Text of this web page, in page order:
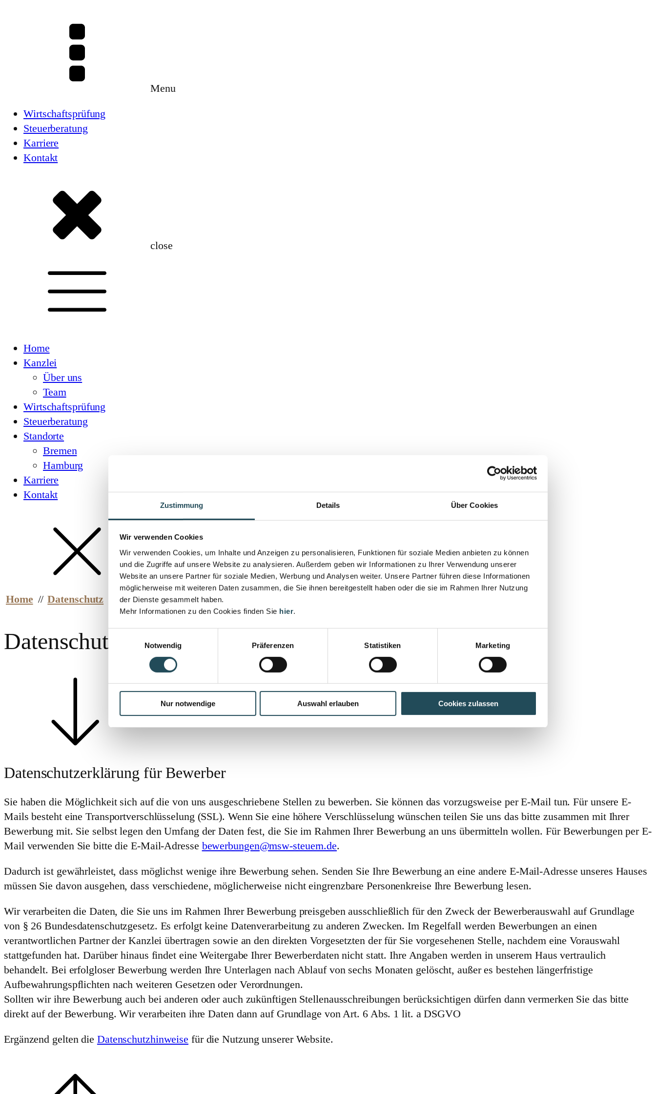
Zustimmung Details Über Cookies
Wir verwenden Cookies
Wir verwenden Cookies, um Inhalte und Anzeigen zu personalisieren, Funktionen für soziale Medien anbieten zu können
und die Zugriffe auf unsere Website zu analysieren. Außerdem geben wir Informationen zu Ihrer Verwendung unserer
Website an unsere Partner für soziale Medien, Werbung und Analysen weiter. Unsere Partner führen diese Informationen
möglicherweise mit weiteren Daten zusammen, die Sie ihnen bereitgestellt haben oder die sie im Rahmen Ihrer Nutzung
der Dienste gesammelt haben.
Mehr Informationen zu den Cookies finden Sie hier.
Notwendig
Präferenzen Statistiken Marketing
Nur notwendige Auswahl erlauben Cookies zulassen
Menu
Wirtschaftsprüfung
Steuerberatung
Karriere
Kontakt
close
Home
Kanzlei
Über uns
Team
Wirtschaftsprüfung
Steuerberatung
Standorte
Bremen
Hamburg
Karriere
Kontakt
Home // Datenschutz Datenschutzhinweis Bewerber
Datenschutzhinweis Bewerber
Datenschutzerklärung für Bewerber
Sie haben die Möglichkeit sich auf die von uns ausgeschriebene Stellen zu bewerben. Sie können das vorzugsweise per E-Mail tun. Für unsere E-
Mails besteht eine Transportverschlüsselung (SSL). Wenn Sie eine höhere Verschlüsselung wünschen teilen Sie uns das bitte zusammen mit Ihrer
Bewerbung mit. Sie selbst legen den Umfang der Daten fest, die Sie im Rahmen Ihrer Bewerbung an uns übermitteln wollen. Für Bewerbungen per E-
Mail verwenden Sie bitte die E-Mail-Adresse bewerbungen@msw-steuern.de.
Dadurch ist gewährleistet, dass möglichst wenige ihre Bewerbung sehen. Senden Sie Ihre Bewerbung an eine andere E-Mail-Adresse unseres Hauses
müssen Sie davon ausgehen, dass verschiedene, möglicherweise nicht eingrenzbare Personenkreise Ihre Bewerbung lesen.
Wir verarbeiten die Daten, die Sie uns im Rahmen Ihrer Bewerbung preisgeben ausschließlich für den Zweck der Bewerberauswahl auf Grundlage
von § 26 Bundesdatenschutzgesetz. Es erfolgt keine Datenverarbeitung zu anderen Zwecken. Im Regelfall werden Bewerbungen an einen
verantwortlichen Partner der Kanzlei übertragen sowie an den direkten Vorgesetzten der für Sie vorgesehenen Stelle, nachdem eine Vorauswahl
stattgefunden hat. Darüber hinaus findet eine Weitergabe Ihrer Bewerberdaten nicht statt. Ihre Angaben werden in unserem Haus vertraulich
behandelt. Bei erfolgloser Bewerbung werden Ihre Unterlagen nach Ablauf von sechs Monaten gelöscht, außer es bestehen längerfristige
Aufbewahrungspflichten nach weiteren Gesetzen oder Verordnungen.
Sollten wir ihre Bewerbung auch bei anderen oder auch zukünftigen Stellenausschreibungen berücksichtigen dürfen dann vermerken Sie das bitte
direkt auf der Bewerbung. Wir verarbeiten ihre Daten dann auf Grundlage von Art. 6 Abs. 1 lit. a DSGVO
Ergänzend gelten die Datenschutzhinweise für die Nutzung unserer Website.